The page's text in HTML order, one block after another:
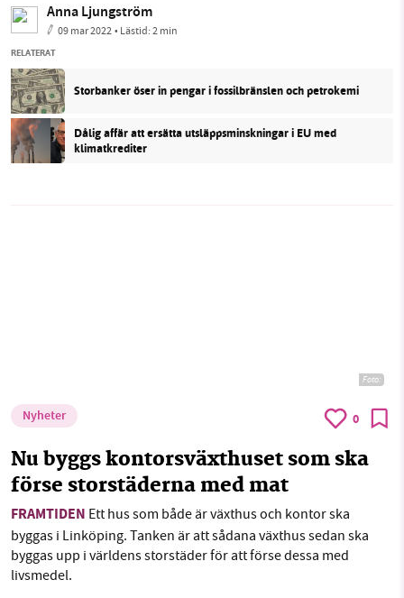
Anna Ljungström
09 mar 2022• Lästid:2 min
RELATERAT
Storbanker öser in pengar i fossilbränslen och petrokemi
Dålig affär att ersätta utsläppsminskningar i EU med
klimatkrediter
Foto:
Nyheter 0
Nu byggs kontorsväxthuset som ska
förse storstäderna med mat
FRAMTIDEN Ett hus som både är växthus och kontor ska
byggas i Linköping. Tanken är att sådana växthus sedan ska
byggas upp i världens storstäder för att förse dessa med
livsmedel.